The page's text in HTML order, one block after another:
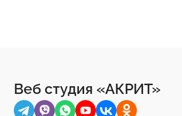
Веб студия «АКРИТ»